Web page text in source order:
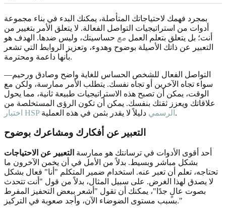
بمجرد فهمك لاحتياجاتك المتأصلة، يمكنك البدء في بناء مجموعة
أدوات من استراتيجيات التواصل الفعالة. لا يتعلق الأمر بتغيير من
أنت؛ بل يتعلق بتعلم العمل مع حساسيتك، وليس ضدها. الهدف هو
التعبير عن ذاتك الأصيلة بوضوح وهدوء، وتعزيز الروابط التي تشعر
بأنها داعمة ومحترمة.
التواصل الفعال للشخص الحساس للغاية واضح وصادق ورحيم—
سواء تجاه الآخرين أو تجاه نفسك. يتطلب الأمر ممارسة، ولكن مع
الوقت، يمكن أن تصبح هذه الاستراتيجيات طبيعة ثانية، مما يحول
علاقاتك ويعزز ثقتك بنفسك. يمكن أن تكون الرؤى المستخلصة من
اختبار HSP الرسمي دليلاً لا يقدر بثمن في هذه العملية.
التعبير عن أفكارك ومشاعرك بوضوح
أحد أقوى الأدوات في ترسانتك هو ممارسة التعبير عن الاحتياجات
بشكل مباشر وبسيط. بدلاً من الأمل في أن يخمن الآخرون ما
تحتاجه، تعلم أن تعبر عنه. استخدام ضمير المتكلم "أنا" فعال بشكل
لا يصدق لهذا الغرض. على سبيل المثال، بدلاً من قول "أنت تتحدث
بصوت عالٍ جدًا"، يمكنك أن تقول "أشعر ببعض التحفيز المفرط
بسبب مستوى الضوضاء الآن، وأجد صعوبة في التركيز."